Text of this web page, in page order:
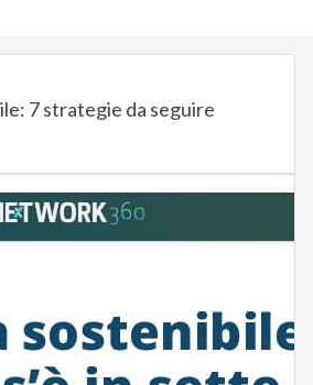
7 strategie da seguire